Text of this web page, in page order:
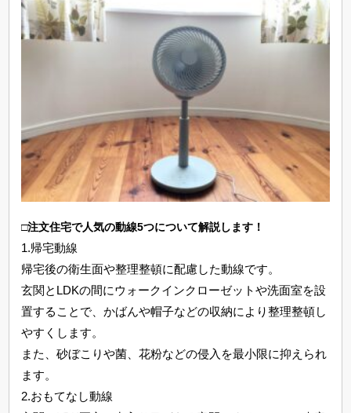
□注文住宅で人気の動線5つについて解説します！
1.帰宅動線
帰宅後の衛生面や整理整頓に配慮した動線です。
玄関とLDKの間にウォークインクローゼットや洗面室を設
置することで、かばんや帽子などの収納により整理整頓し
やすくします。
また、砂ぼこりや菌、花粉などの侵入を最小限に抑えられ
ます。
2.おもてなし動線